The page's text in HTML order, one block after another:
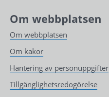
Om webbplatsen
Om webbplatsen
Om kakor
Hantering av personuppgifter
Tillgänglighetsredogörelse